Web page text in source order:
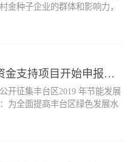
金种子企业的群体和影响力，
，支持中关村初创企业发展，
、移动通信网络运营服务、卫
料、集成电路设计平台及配套
丰台区2019年节能发展专项资金支持项目开始申报啦！
开征集丰台区2019 年节能发展
为全面提高丰台区绿色发展水
涵促降水平，依据《丰台区节
，现组织开展丰台区2019 年节
体内容如下：一、支持范围1.